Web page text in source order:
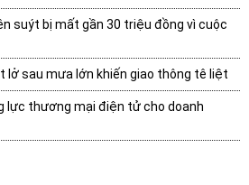
suýt bị mất gần 30 triệu đồng vì cuộc
lở sau mưa lớn khiến giao thông tê liệt
lực thương mại điện tử cho doanh